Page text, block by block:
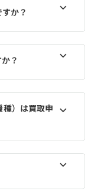
か？
？
）は買取申